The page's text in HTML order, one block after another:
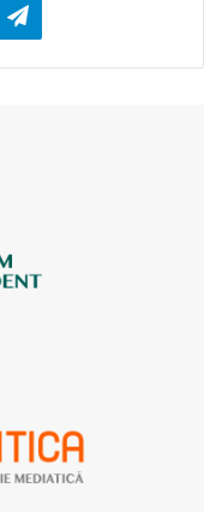
„Incluziunea
„Inițiativă Comună
implementat cu
Telegram